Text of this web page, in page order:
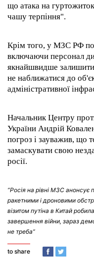
що атака на
чашу терпіння".
Крім того, у МЗС РФ
включаючи персонал
якнайшвидше
не наближатися до
адміністративної
Начальник Центру
України Андрій
погроз і зауважив, що
замаскувати свою
росії.
“Росія на рівні МЗС
ракетними і дроновими
візитом путіна в Китай
завершення війни, зараз
не треба”
to share